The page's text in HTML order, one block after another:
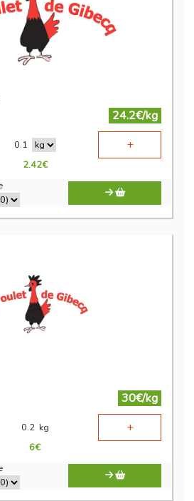
24.2€/kg
0.1 +
2.42€
30€/kg
0.2 kg +
6€